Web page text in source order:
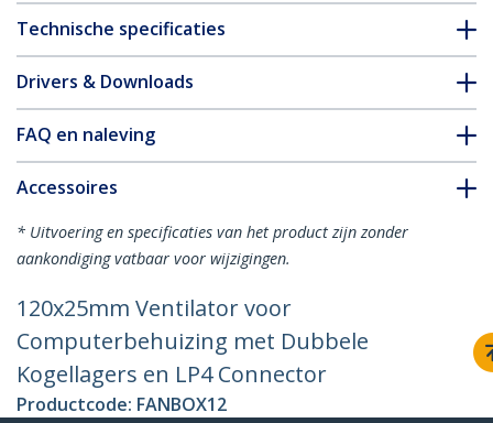
Technische specificaties
Drivers & Downloads
FAQ en naleving
Accessoires
* Uitvoering en specificaties van het product zijn zonder
aankondiging vatbaar voor wijzigingen.
120x25mm Ventilator voor
Computerbehuizing met Dubbele
Kogellagers en LP4 Connector
Productcode: FANBOX12